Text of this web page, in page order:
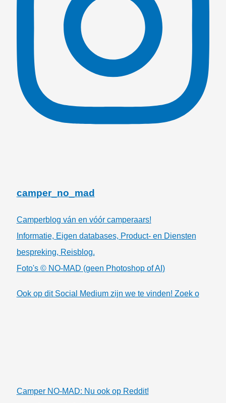
camper_no_mad
Camperblog ván en vóór camperaars!
Informatie, Eigen databases, Product- en Diensten
bespreking, Reisblog.
Foto's © NO-MAD (geen Photoshop of AI)
Ook op dit Social Medium zijn we te vinden! Zoek o
Camper NO-MAD: Nu ook op Reddit!